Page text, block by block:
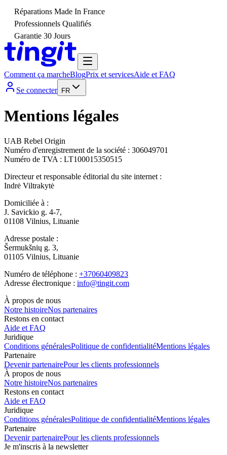
Réparations Made In France
Professionnels Qualifiés
Garantie 30 Jours
Comment ça marcheBlogPrix et servicesAide et FAQ
Se connecter
FR
Mentions légales
UAB Rebel Origin
‍Numéro d'enregistrement de la société : 306049701
Numéro de TVA : LT100015350515
Directeur et responsable éditorial du site internet :
Indrė Viltrakytė
Domiciliée à :
J. Savickio g. 4-7,
01108 Vilnius, Lituanie
Adresse postale :
Šermukšnių g. 3,
01105 Vilnius, Lituanie
Numéro de téléphone : +37060409823
Adresse électronique : info@tingit.com
À propos de nous
Notre histoireNos partenaires
Restons en contact
Aide et FAQ
Juridique
Conditions généralesPolitique de confidentialitéMentions légales
Partenaire
Devenir partenairePour les clients professionnels
À propos de nous
Notre histoireNos partenaires
Restons en contact
Aide et FAQ
Juridique
Conditions généralesPolitique de confidentialitéMentions légales
Partenaire
Devenir partenairePour les clients professionnels
Je m'inscris à la newsletter